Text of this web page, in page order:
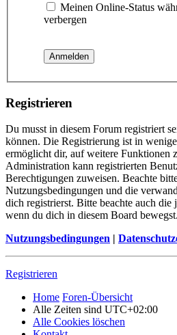
Meinen Online-Status
verbergen
Registrieren
Du musst in diesem Forum registriert
können. Die Registrierung ist in
ermöglicht dir, auf weitere Funktionen
Administration kann registrierten
Berechtigungen zuweisen. Beachte
Nutzungsbedingungen und die
dich registrierst. Bitte beachte auch die
wenn du dich in diesem Board bewegst.
Nutzungsbedingungen |
Registrieren
Home Foren-Übersicht
Alle Zeiten sind UTC+02:00
Alle Cookies löschen